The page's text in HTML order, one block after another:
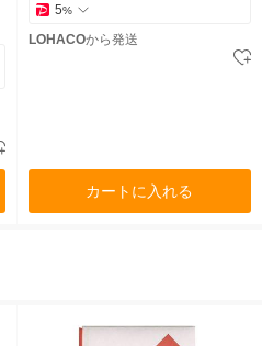
5%
LOHACOから発送
カートに入れる